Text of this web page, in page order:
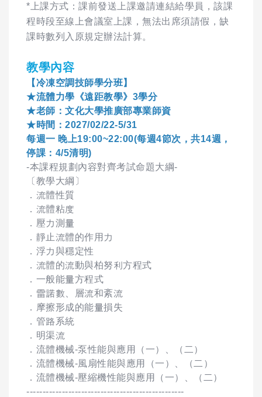
*上課方式：課前發送上課邀請連結給學員，該課
程時段至線上會議室上課，無法出席須請假，缺
課時數列入原規定辦法計算。
教學內容
【冷凍空調技師學分班】
★流體力學《遠距教學》3學分
★老師：文化大學推廣部專業師資
★時間：2027/02/22-5/31
每週一 晚上19:00~22:00(每週4節次，共14週，
停課：4/5清明)
-本課程規劃內容對齊考試命題大綱-
〔教學大綱〕
．流體性質
．流體粘度
．壓力測量
．靜止流體的作用力
．浮力與穩定性
．流體的流動與柏努利方程式
．一般能量方程式
．雷諾數、層流和紊流
．摩擦形成的能量損失
．管路系統
．明渠流
．流體機械-泵性能與應用（一）、（二）
．流體機械-風扇性能與應用（一）、（二）
．流體機械-壓縮機性能與應用（一）、（二）
-------------------------------------------------